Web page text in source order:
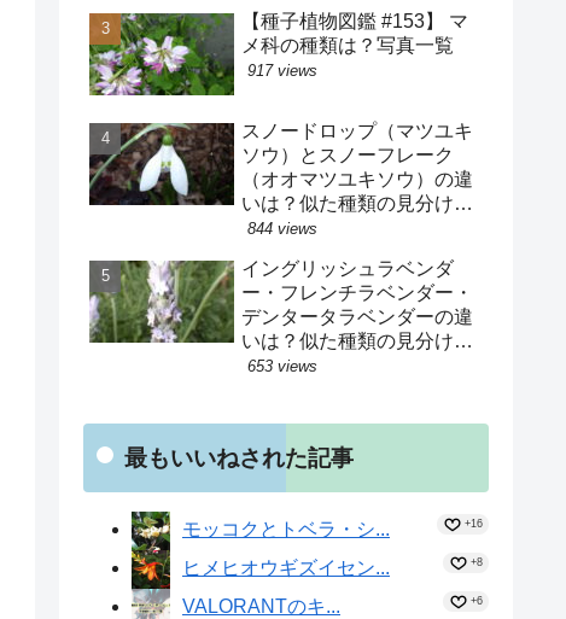
らしが分かる漫画です【史
実バレ注意】
【種子植物図鑑 #153】 マ
メ科の種類は？写真一覧
917 views
スノードロップ（マツユキ
ソウ）とスノーフレーク
（オオマツユキソウ）の違
いは？似た種類の見分け方
を解説！花被片の「緑色」
た！？
844 views
イングリッシュラベンダ
ー・フレンチラベンダー・
デンタータラベンダーの違
いは？似た種類の見分け方
を解説！精油の効果は？花
653 views
最もいいねされた記事
モッコクとトベラ・シ... +16
ヒメヒオウギズイセン... +8
VALORANTのキ... +6